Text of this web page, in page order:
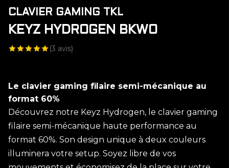
CLAVIER GAMING TKL
KEYZ HYDROGEN BKWO
(3 avis)
Le clavier gaming filaire semi-mécanique au
format 60%
Découvrez notre Keyz Hydrogen, le clavier gaming
filaire semi-mécanique haute performance au
format 60%. Son design unique à deux couleurs
illuminera votre setup. Soyez libre de vos